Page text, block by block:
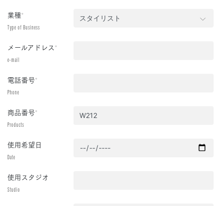
業種*
Type of Business
メールアドレス*
e-mail
電話番号*
Phone
商品番号*
Products
使用希望日
Date
使用スタジオ
Studio